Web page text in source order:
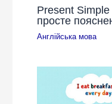
Present Simple
просте
Англійська мова